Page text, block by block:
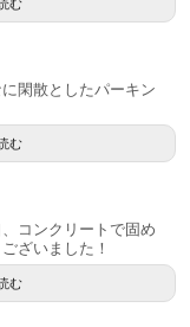
む
閑散としたパーキン
む
コンクリートで固め
ざいました！
む